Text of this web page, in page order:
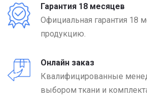
Гарантия 18 месяцев
Официальная гарантия 18
продукцию.
Онлайн заказ
Квалифицированные
выбором ткани и